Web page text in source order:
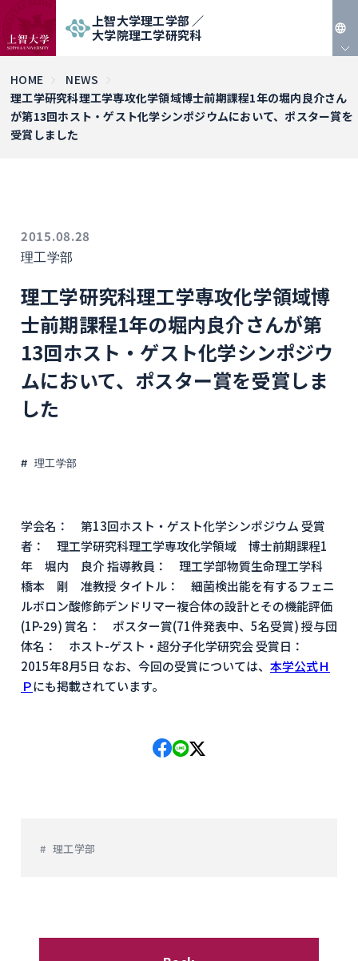
上智大学理工学部 ／
大学院理工学研究科
EN
HOME
NEWS
理工学研究科理工学専攻化学領域博士前期課程1年の堀内良介さん
が第13回ホスト・ゲスト化学シンポジウムにおいて、ポスター賞を
受賞しました
2015.08.28
理工学部
理工学研究科理工学専攻化学領域博
士前期課程1年の堀内良介さんが第
13回ホスト・ゲスト化学シンポジウ
ムにおいて、ポスター賞を受賞しま
した
理工学部
学会名： 第13回ホスト・ゲスト化学シンポジウム 受賞
者： 理工学研究科理工学専攻化学領域 博士前期課程1
年 堀内 良介 指導教員： 理工学部物質生命理工学科
橋本 剛 准教授 タイトル： 細菌検出能を有するフェニ
ルボロン酸修飾デンドリマー複合体の設計とその機能評価
(1P-29) 賞名： ポスター賞(71件発表中、5名受賞) 授与団
体名： ホスト-ゲスト・超分子化学研究会 受賞日：
2015年8月5日 なお、今回の受賞については、 本学公式Ｈ
Ｐにも掲載されています。
理工学部